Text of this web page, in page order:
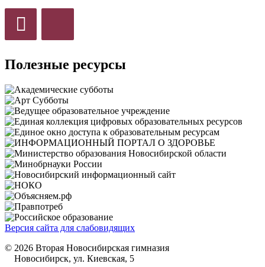
Полезные ресурсы
Версия сайта для слабовидящих
© 2026 Вторая Новосибирская гимназия
Новосибирск, ул. Киевская, 5